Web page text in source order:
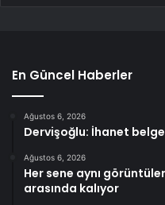
En Güncel Haberler
Ağustos 6, 2026
Dervişoğlu: İhanet
Ağustos 6, 2026
Her sene aynı
arasında kalıyor